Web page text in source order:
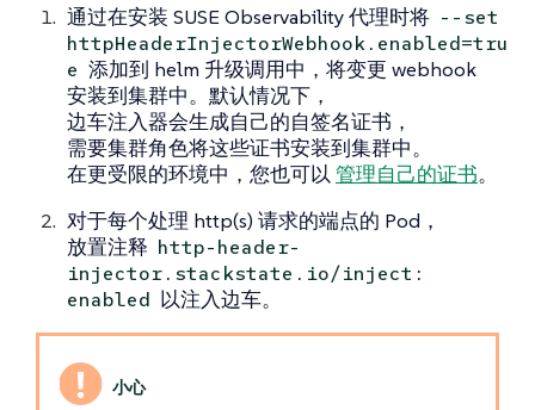
通过在安装 SUSE Observability 代理时将 --set
httpHeaderInjectorWebhook.enabled=tru
e 添加到 helm 升级调用中，将变更 webhook
安装到集群中。默认情况下，
边车注入器会生成自己的自签名证书，
需要集群角色将这些证书安装到集群中。
在更受限的环境中，您也可以 管理自己的证书。
对于每个处理 http(s) 请求的端点的 Pod，
放置注释 http-header-
injector.stackstate.io/inject:
enabled 以注入边车。